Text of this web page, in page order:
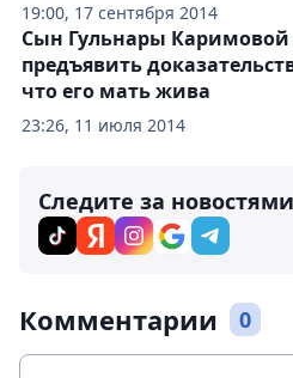
19:00, 17 сентября 2014
23:26, 11 июля 2014
Сын Гульнары Каримовой
предъявить
что его мать жива
Следите за
Комментарии 0